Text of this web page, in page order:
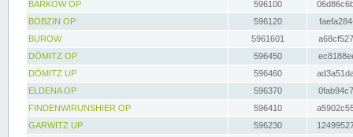
BARKOW OP
596100
BOBZIN OP
596120
BUROW
5961601
DÖMITZ OP
596450
DÖMITZ UP
596460
ELDENA OP
596370
FINDENWIRUNSHIER OP
596410
GARWITZ UP
596230